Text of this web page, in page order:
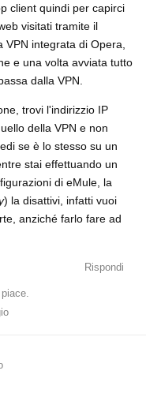
client quindi per capirci
visitati tramite il
integrata di Opera,
e una volta avviata tutto
dalla VPN.
trovi l'indirizzio IP
della VPN e non
se è lo stesso su un
stai effettuando un
di eMule, la
) la disattivi, infatti vuoi
anziché farlo fare ad
Rispondi